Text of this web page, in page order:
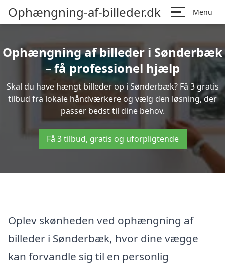
Ophængning-af-billeder.dk Menu
Ophængning af billeder i Sønderbæk
– få professionel hjælp
Skal du have hængt billeder op i Sønderbæk? Få 3 gratis
tilbud fra lokale håndværkere og vælg den løsning, der
passer bedst til dine behov.
Få 3 tilbud, gratis og uforpligtende
Oplev skønheden ved ophængning af
billeder i Sønderbæk, hvor dine vægge
kan forvandle sig til en personlig